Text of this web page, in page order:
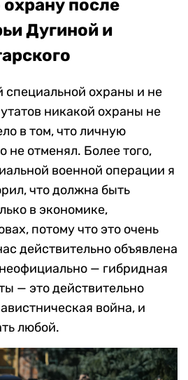
после
Дугиной и
специальной охраны и не
никакой охраны не
в том, что личную
не отменял. Более того,
военной операции я
что должна быть
в экономике,
потому что это очень
действительно объявлена
— гибридная
— это действительно
война, и
любой.